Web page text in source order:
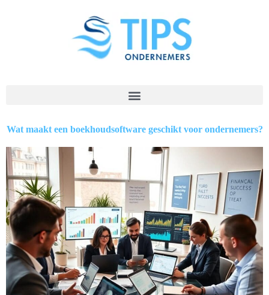
Wat maakt een boekhoudsoftware geschikt voor ondernemers?